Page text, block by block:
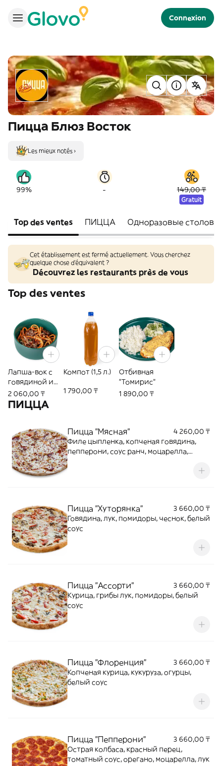
Connexion
Пицца Блюз Восток
Les mieux notés ›
99% - 149,00 ₸
Gratuit
Top des ventes ПИЦЦА Одноразовые
Cet établissement est fermé actuellement. Vous cherchez
quelque chose d'équivalent ?
Découvrez les restaurants près de vous
Top des ventes
Лапша-вок с
говядиной и
грибами
2 060,00 ₸
Компот (1,5 л.)
1 790,00 ₸
Отбивная
"Томирис"
1 890,00 ₸
ПИЦЦА
Пицца "Мясная"
4 260,00 ₸
Филе цыпленка, копченая говядина,
пепперони, соус ранч, моцарелла,
Пицца "Хуторянка"
3 660,00 ₸
Говядина, лук, помидоры, чеснок, белый
соус
Пицца "Ассорти"
3 660,00 ₸
Курица, грибы лук, помидоры, белый
соус
Пицца "Флоренция"
3 660,00 ₸
Копченая курица, кукуруза, огурцы,
белый соус
Пицца "Пепперони"
3 660,00 ₸
Острая колбаса, красный перец,
томатный соус, орегано, моцарелла, лук